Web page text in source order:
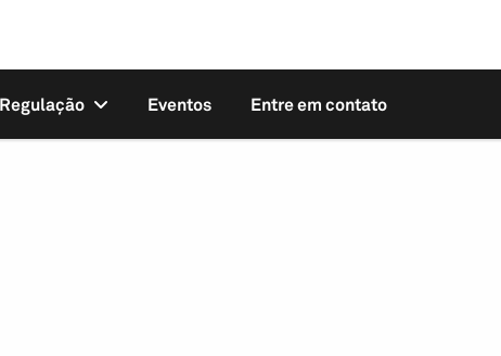
Regulação Eventos Entre em contato